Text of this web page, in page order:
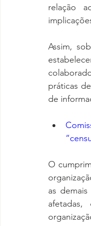
relação
Assim,
práticas
de
O
as